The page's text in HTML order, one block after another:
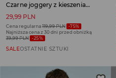
Czarne joggery z kieszeniami cargo
29,99 PLN
Cena regularna119,99 PLN -75%
Najniższa cena z 30 dni przed obniżką
39,99 PLN -25%
SALEOSTATNIE SZTUKI